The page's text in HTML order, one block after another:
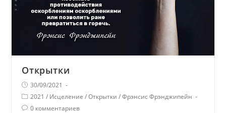
Открытки
30/09/2021
2021 / Исцеление / Открытки / Фрэнсис Фрэнджипейн
0 комментариев